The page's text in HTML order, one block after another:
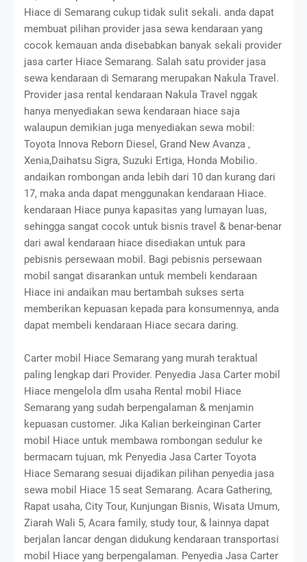
Hiace di Semarang cukup tidak sulit sekali. anda dapat
membuat pilihan provider jasa sewa kendaraan yang
cocok kemauan anda disebabkan banyak sekali provider
jasa carter Hiace Semarang. Salah satu provider jasa
sewa kendaraan di Semarang merupakan Nakula Travel.
Provider jasa rental kendaraan Nakula Travel nggak
hanya menyediakan sewa kendaraan hiace saja
walaupun demikian juga menyediakan sewa mobil:
Toyota Innova Reborn Diesel, Grand New Avanza ,
Xenia,Daihatsu Sigra, Suzuki Ertiga, Honda Mobilio.
andaikan rombongan anda lebih dari 10 dan kurang dari
17, maka anda dapat menggunakan kendaraan Hiace.
kendaraan Hiace punya kapasitas yang lumayan luas,
sehingga sangat cocok untuk bisnis travel & benar-benar
dari awal kendaraan hiace disediakan untuk para
pebisnis persewaan mobil. Bagi pebisnis persewaan
mobil sangat disarankan untuk membeli kendaraan
Hiace ini andaikan mau bertambah sukses serta
memberikan kepuasan kepada para konsumennya, anda
dapat membeli kendaraan Hiace secara daring.
Carter mobil Hiace Semarang yang murah teraktual
paling lengkap dari Provider. Penyedia Jasa Carter mobil
Hiace mengelola dlm usaha Rental mobil Hiace
Semarang yang sudah berpengalaman & menjamin
kepuasan customer. Jika Kalian berkeinginan Carter
mobil Hiace untuk membawa rombongan sedulur ke
bermacam tujuan, mk Penyedia Jasa Carter Toyota
Hiace Semarang sesuai dijadikan pilihan penyedia jasa
sewa mobil Hiace 15 seat Semarang. Acara Gathering,
Rapat usaha, City Tour, Kunjungan Bisnis, Wisata Umum,
Ziarah Wali 5, Acara family, study tour, & lainnya dapat
berjalan lancar dengan didukung kendaraan transportasi
mobil Hiace yang berpengalaman. Penyedia Jasa Carter